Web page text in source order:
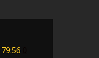
79:56